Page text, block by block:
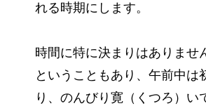
れる時期にします。
時間に特に決まりはありませ
ということもあり、午前中は
り、のんびり寛（くつろ）い